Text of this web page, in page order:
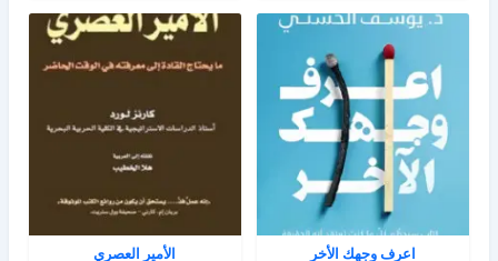
اعرف وجهك الأخر الأمير العصري